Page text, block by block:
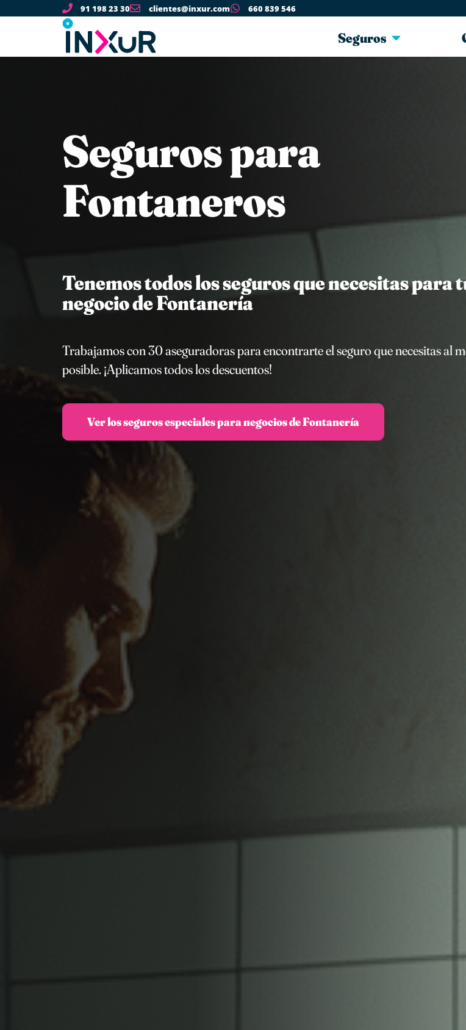
91 198 23 30 clientes@inxur.com 660 839 546
Seguros
Seguros para
Fontaneros
Tenemos todos los seguros que necesitas para
negocio de Fontanería
Trabajamos con 30 aseguradoras para encontrarte el seguro que necesitas al
posible. ¡Aplicamos todos los descuentos!
Ver los seguros especiales para negocios de Fontanería